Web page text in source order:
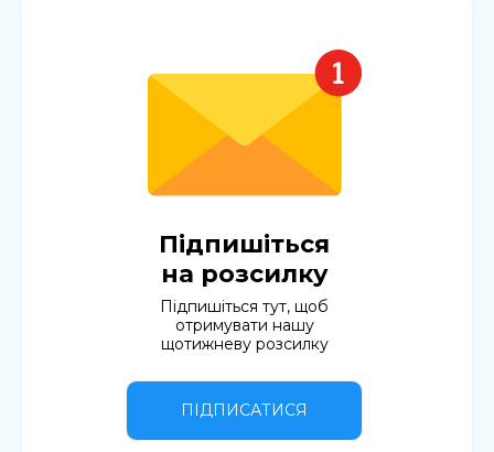
Підпишіться
на розсилку
Підпишіться тут, щоб
отримувати нашу
щотижневу розсилку
ПІДПИСАТИСЯ